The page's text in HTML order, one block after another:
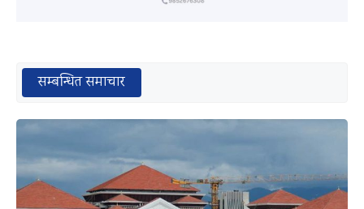
सम्बन्धित समाचार